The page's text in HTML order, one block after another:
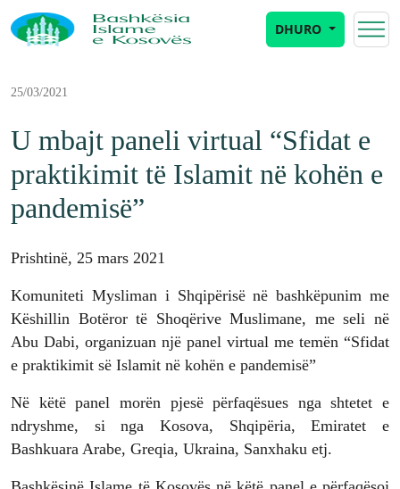
DHURO
25/03/2021
U mbajt paneli virtual “Sfidat e
praktikimit të Islamit në kohën e
pandemisë”
Prishtinë, 25 mars 2021
Komuniteti Mysliman i Shqipërisë në bashkëpunim me
Këshillin Botëror të Shoqërive Muslimane, me seli në
Abu Dabi, organizuan një panel virtual me temën “Sfidat
e praktikimit së Islamit në kohën e pandemisë”
Në këtë panel morën pjesë përfaqësues nga shtetet e
ndryshme, si nga Kosova, Shqipëria, Emiratet e
Bashkuara Arabe, Greqia, Ukraina, Sanxhaku etj.